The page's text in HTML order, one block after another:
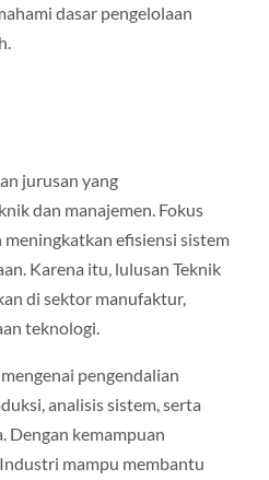
dasar pengelolaan
jurusan yang
dan manajemen. Fokus
efisiensi sistem
Karena itu, lulusan Teknik
di sektor manufaktur,
teknologi.
pengendalian
analisis sistem, serta
Dengan kemampuan
mampu membantu